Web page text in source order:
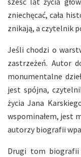
zniechęcać, cała
znikają, a czytelnik
Jeśli chodzi o
zastrzeżeń. Autor
monumentalne
jest spójna,
życia Jana
wspominałem, jest
autorzy biografii
Drugi tom